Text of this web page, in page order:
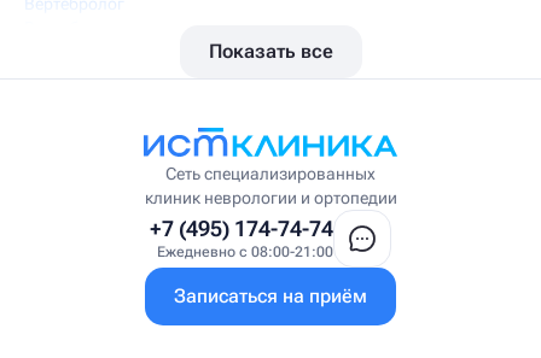
Вертебролог
Висцеральный массажист
Врач интегративной медицины
Врач первичного приёма
Гастроэнтеролог-гепатолог
Показать все
Сеть специализированных
клиник неврологии и ортопедии
+7 (495) 174-74-74
Ежедневно с 08:00-21:00
Записаться на приём